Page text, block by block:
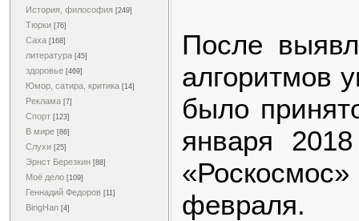
История, философия [249]
Тюрки [76]
Саха [168]
литература [45]
здоровье [469]
Юмор, сатира, критика [14]
Реклама [7]
Спорт [123]
В мире [86]
Слухи [25]
Эрнст Березкин [88]
Моё дело [109]
Геннадий Федоров [11]
BingHan [4]
После
алгоритмов
было
января
февраля.